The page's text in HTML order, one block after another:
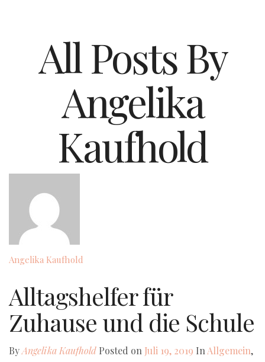
All Posts By
Angelika
Kaufhold
Angelika Kaufhold
Alltagshelfer für
Zuhause und die Schule
ByAngelika Kaufhold Posted on Juli 19, 2019 In Allgemein,